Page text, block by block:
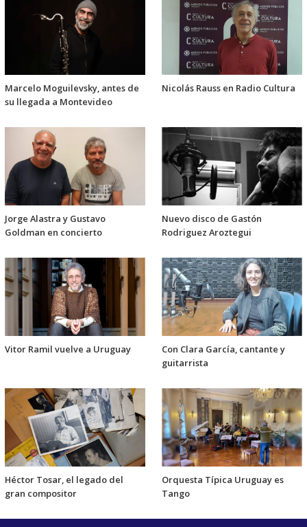
Marcelo Moguilevsky, antes de
su llegada a Montevideo
Nicolás Rauss en Radio Cultura
Jorge Alastra y Gustavo
Goldman en concierto
Nuevo disco de Gastón
Rodriguez Aroztegui
Vitor Ramil vuelve a Uruguay
Con Clara García, cantante y
guitarrista
Héctor Tosar, el legado del
gran compositor
Orquesta Típica Uruguay es
Tango